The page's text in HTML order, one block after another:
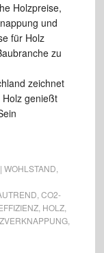
Holzpreise,
und
für Holz
zu
zeichnet
genießt
WOHLSTAND
CO2-
, HOLZ,
,